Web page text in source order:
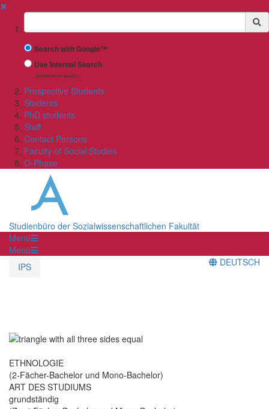
✖
Suchbegriff
Search with Google™
Use Internal Search
(limited result quality)
Prospective Students
Students
PhD students
Staff
Contact Persons
Faculty of Social Studies
O-Phase
Studienbüro der Sozialwissenschaftlichen Fakultät
Menü
Menü
IPS
DEUTSCH
ETHNOLOGIE
(2-Fächer-Bachelor und Mono-Bachelor)
ART DES STUDIUMS
grundständig